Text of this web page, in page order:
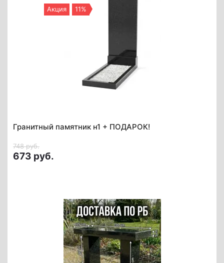
Акция 11%
Гранитный памятник н1 + ПОДАРОК!
748 руб.
673 руб.